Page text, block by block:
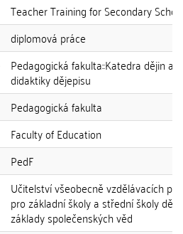
Teacher Training for Secondary
diplomová práce
Pedagogická fakulta::Katedra dějin a
didaktiky dějepisu
Pedagogická fakulta
Faculty of Education
PedF
Učitelství všeobecně vzdělávacích
pro základní školy a střední školy
základy společenských věd